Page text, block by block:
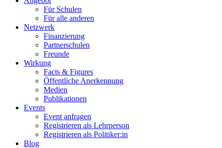
Für Schulen
Für alle anderen
Netzwerk
Finanzierung
Partnerschulen
Freunde
Wirkung
Facts & Figures
Öffentliche Anerkennung
Medien
Publikationen
Events
Event anfragen
Registrieren als Lehrperson
Registrieren als Politiker:in
Blog